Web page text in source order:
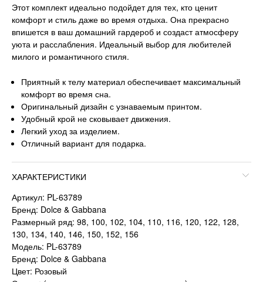
Этот комплект идеально подойдет для тех, кто ценит
комфорт и стиль даже во время отдыха. Она прекрасно
впишется в ваш домашний гардероб и создаст атмосферу
уюта и расслабления. Идеальный выбор для любителей
милого и романтичного стиля.
Приятный к телу материал обеспечивает максимальный
комфорт во время сна.
Оригинальный дизайн с узнаваемым принтом.
Удобный крой не сковывает движения.
Легкий уход за изделием.
Отличный вариант для подарка.
ХАРАКТЕРИСТИКИ
Артикул: PL-63789
Бренд: Dolce & Gabbana
Размерный ряд: 98, 100, 102, 104, 110, 116, 120, 122, 128,
130, 134, 140, 146, 150, 152, 156
Модель: PL-63789
Бренд: Dolce & Gabbana
Цвет: Розовый